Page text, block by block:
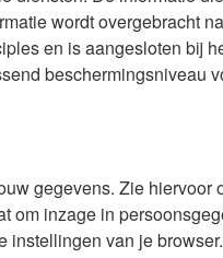
wordt overgebracht
en is aangesloten bij
beschermingsniveau
gegevens. Zie
om inzage in
instellingen van je browser.